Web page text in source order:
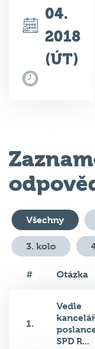
04.
2018
(ÚT)
Všechny
3. kolo
# Otázka
1.
Vedle
SPD R...